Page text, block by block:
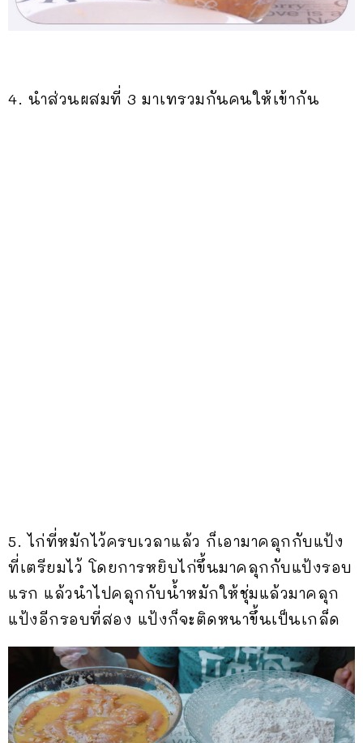
4. นำส่วนผสมที่ 3 มาเทรวมกันคนให้เข้ากัน
5. ไก่ที่หมักไว้ครบเวลาแล้ว ก็เอามาคลุกกับแป้ง
ที่เตรียมไว้ โดยการหยิบไก่ขึ้นมาคลุกกับแป้งรอบ
แรก แล้วนำไปคลุกกับน้ำหมักให้ชุ่มแล้วมาคลุก
แป้งอีกรอบที่สอง แป้งก็จะติดหนาขึ้นเป็นเกล็ด